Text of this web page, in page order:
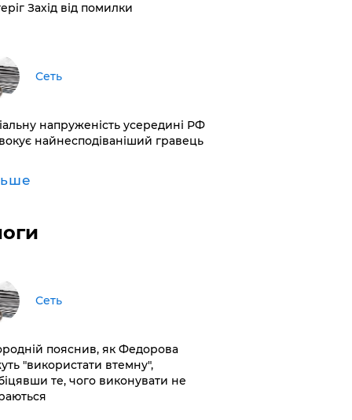
Захід від помилки
Сеть
напруженість усередині РФ
найнесподіваніший гравець
Сеть
пояснив, як Федорова
"використати втемну",
те, чого виконувати не